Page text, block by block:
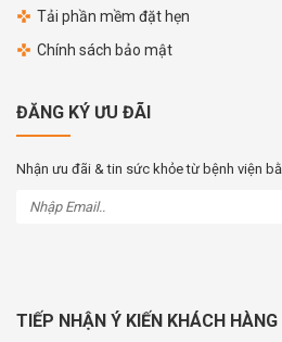
Tải phần mềm đặt hẹn
Chính sách bảo mật
ĐĂNG KÝ ƯU ĐÃI
Nhận ưu đãi & tin sức khỏe từ bệnh viện
TIẾP NHẬN Ý KIẾN KHÁCH HÀNG